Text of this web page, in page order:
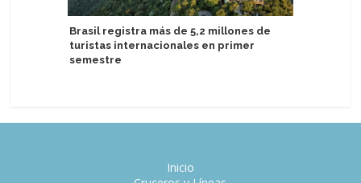
Brasil registra más de 5,2 millones de
turistas internacionales en primer
semestre
Inicio